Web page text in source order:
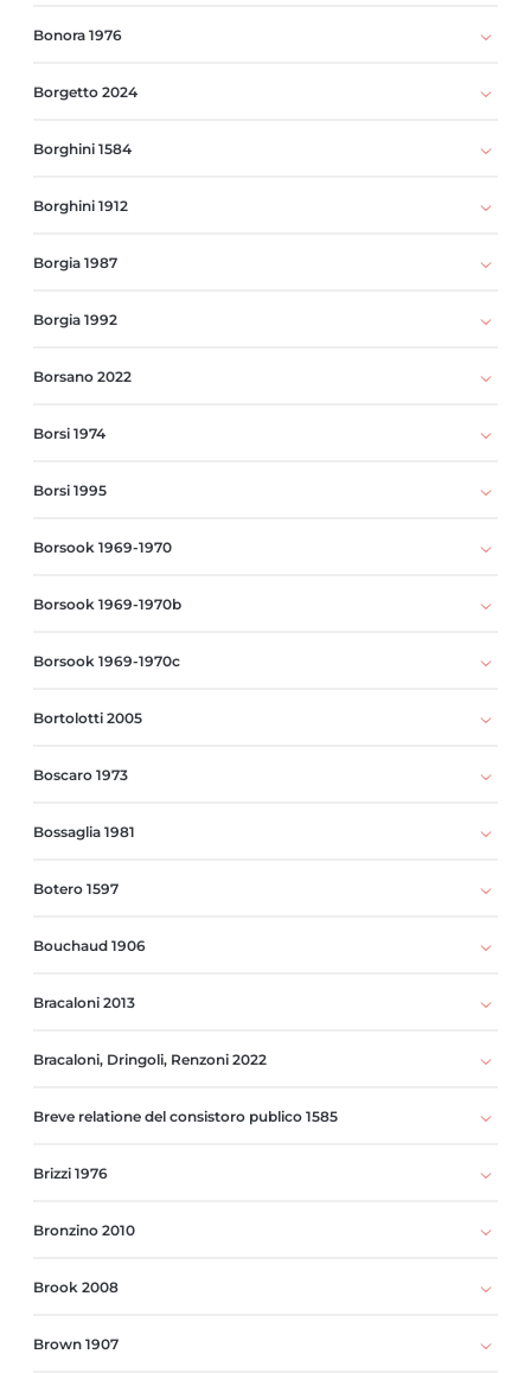
Bonora 1976
Borgetto 2024
Borghini 1584
Borghini 1912
Borgia 1987
Borgia 1992
Borsano 2022
Borsi 1974
Borsi 1995
Borsook 1969-1970
Borsook 1969-1970b
Borsook 1969-1970c
Bortolotti 2005
Boscaro 1973
Bossaglia 1981
Botero 1597
Bouchaud 1906
Bracaloni 2013
Bracaloni, Dringoli, Renzoni 2022
Breve relatione del consistoro publico 1585
Brizzi 1976
Bronzino 2010
Brook 2008
Brown 1907